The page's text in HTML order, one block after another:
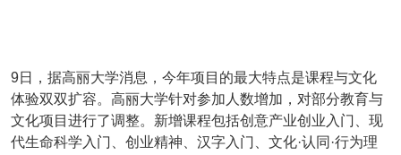
9日，据高丽大学消息，今年项目的最大特点是课程与文化
体验双双扩容。高丽大学针对参加人数增加，对部分教育与
文化项目进行了调整。新增课程包括创意产业创业入门、现
代生命科学入门、创业精神、汉字入门、文化·认同·行为理